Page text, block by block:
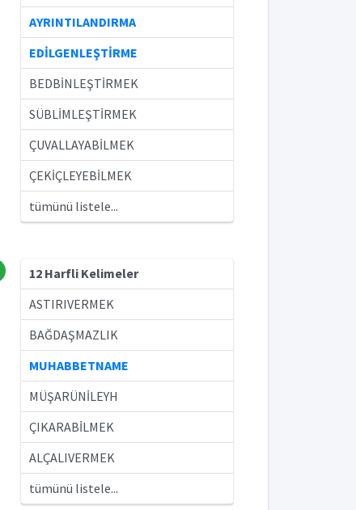
AYRINTILANDIRMA
EDİLGENLEŞTİRME
BEDBİNLEŞTİRMEK
SÜBLİMLEŞTİRMEK
ÇUVALLAYABİLMEK
ÇEKİÇLEYEBİLMEK
tümünü listele...
12 Harfli Kelimeler
ASTIRIVERMEK
BAĞDAŞMAZLIK
MUHABBETNAME
MÜŞARÜNİLEYH
ÇIKARABİLMEK
ALÇALIVERMEK
tümünü listele...